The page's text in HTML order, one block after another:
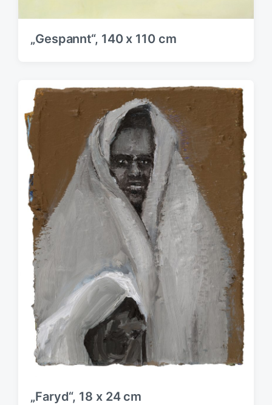
„Gespannt“, 140 x 110 cm
„Faryd“, 18 x 24 cm